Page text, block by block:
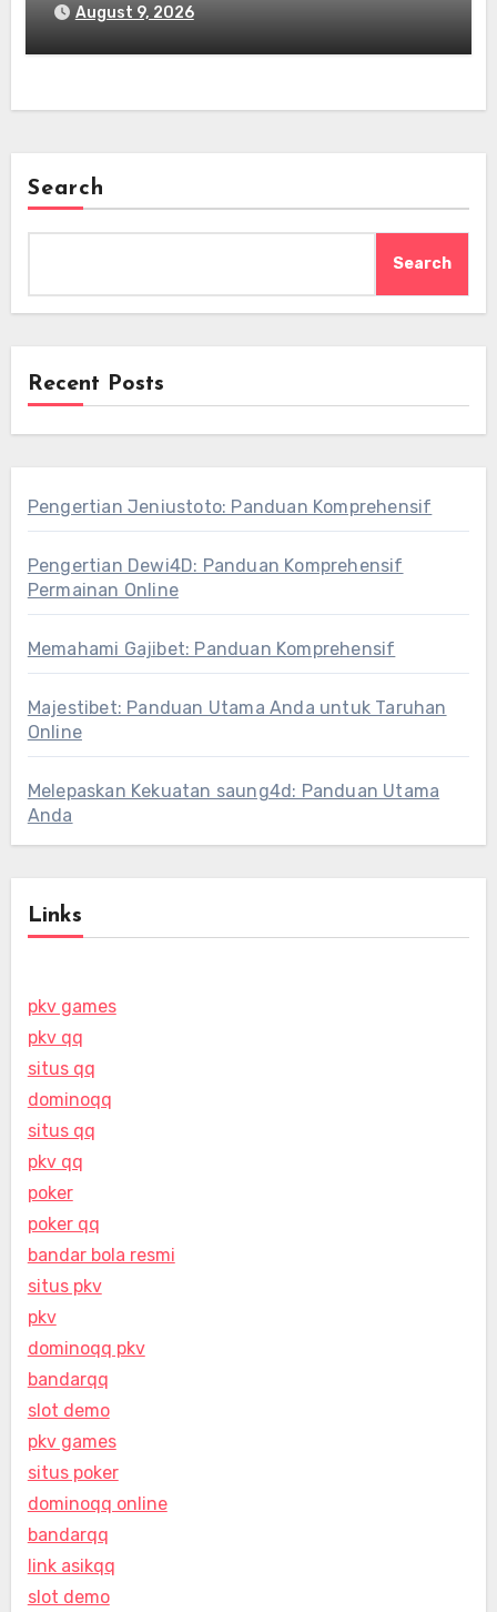
August 9, 2026
Search
Search
Recent Posts
Pengertian Jeniustoto: Panduan Komprehensif
Pengertian Dewi4D: Panduan Komprehensif
Permainan Online
Memahami Gajibet: Panduan Komprehensif
Majestibet: Panduan Utama Anda untuk Taruhan
Online
Melepaskan Kekuatan saung4d: Panduan Utama
Anda
Links
pkv games
pkv qq
situs qq
dominoqq
situs qq
pkv qq
poker
poker qq
bandar bola resmi
situs pkv
pkv
dominoqq pkv
bandarqq
slot demo
pkv games
situs poker
dominoqq online
bandarqq
link asikqq
slot demo